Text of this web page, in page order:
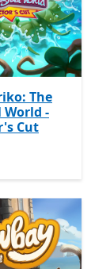
The
World -
Cut